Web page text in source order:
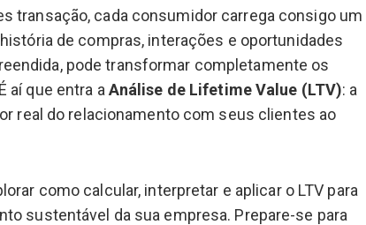
transação, cada consumidor carrega consigo um
de compras, interações e oportunidades
pode transformar completamente os
aí que entra a Análise de Lifetime Value (LTV): a
real do relacionamento com seus clientes ao
como calcular, interpretar e aplicar o LTV para
sustentável da sua empresa. Prepare-se para